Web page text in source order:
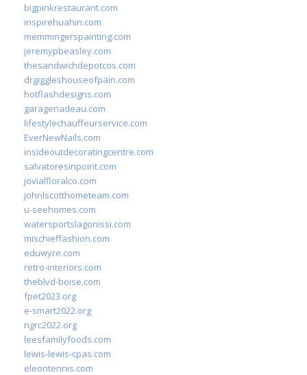
bigpinkrestaurant.com
inspirehuahin.com
memmingerspainting.com
jeremypbeasley.com
thesandwichdepotcos.com
drgiggleshouseofpain.com
hotflashdesigns.com
garagenadeau.com
lifestylechauffeurservice.com
EverNewNails.com
insideoutdecoratingcentre.com
salvatoresinpoint.com
jovialfloralco.com
johnlscotthometeam.com
u-seehomes.com
watersportslagonissi.com
mischieffashion.com
eduwyre.com
retro-interiors.com
theblvd-boise.com
fpet2023.org
e-smart2022.org
ngrc2022.org
leesfamilyfoods.com
lewis-lewis-cpas.com
eleontennis.com